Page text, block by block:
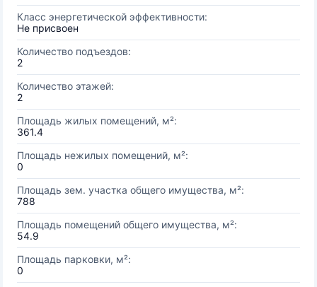
Класс энергетической эффективности:
Не присвоен
Количество подъездов:
2
Количество этажей:
2
Площадь жилых помещений, м²:
361.4
Площадь нежилых помещений, м²:
0
Площадь зем. участка общего имущества, м²:
788
Площадь помещений общего имущества, м²:
54.9
Площадь парковки, м²:
0